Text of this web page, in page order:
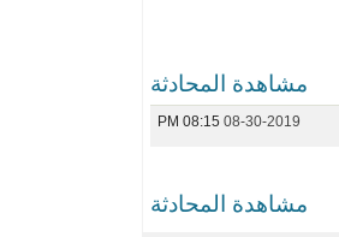
مشاهدة المحادثة
08-30-2019
08:15 PM
مشاهدة المحادثة